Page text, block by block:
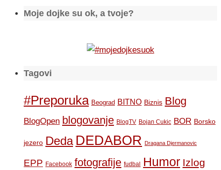
Moje dojke su ok, a tvoje?
Tagovi
#Preporuka Beograd BITNO Biznis Blog
BlogOpen blogovanje BlogTV Bojan Cukic BOR Borsko
jezero Deda DEDABOR Dragana Djermanovic
EPP Facebook fotografije fudbal Humor Izlog